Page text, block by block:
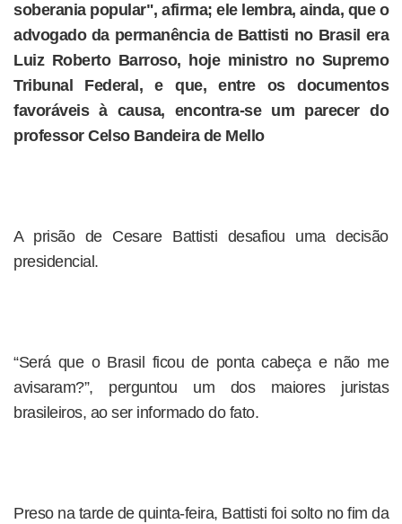
soberania popular", afirma; ele lembra, ainda, que o
advogado da permanência de Battisti no Brasil era
Luiz Roberto Barroso, hoje ministro no Supremo
Tribunal Federal, e que, entre os documentos
favoráveis à causa, encontra-se um parecer do
professor Celso Bandeira de Mello
A prisão de Cesare Battisti desafiou uma decisão
presidencial.
“Será que o Brasil ficou de ponta cabeça e não me
avisaram?”, perguntou um dos maiores juristas
brasileiros, ao ser informado do fato.
Preso na tarde de quinta-feira, Battisti foi solto no fim da